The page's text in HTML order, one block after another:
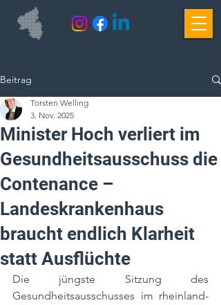
Beitrag
Minister Hoch verliert im
Gesundheitsausschuss die
Contenance –
Landeskrankenhaus
braucht endlich Klarheit
statt Ausflüchte
Torsten Welling
3. Nov. 2025
Die jüngste Sitzung des
Gesundheitsausschusses im rheinland-